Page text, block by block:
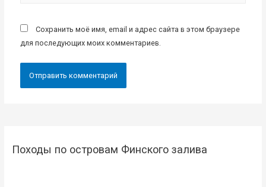
Сохранить моё имя, email и адрес сайта в этом браузере
для последующих моих комментариев.
Походы по островам Финского залива